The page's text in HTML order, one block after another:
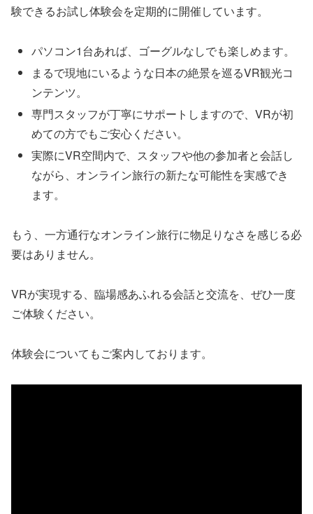
験できるお試し体験会を定期的に開催しています。
パソコン1台あれば、ゴーグルなしでも楽しめます。
まるで現地にいるような日本の絶景を巡るVR観光コ
ンテンツ。
専門スタッフが丁寧にサポートしますので、VRが初
めての方でもご安心ください。
実際にVR空間内で、スタッフや他の参加者と会話し
ながら、オンライン旅行の新たな可能性を実感でき
ます。
もう、一方通行なオンライン旅行に物足りなさを感じる必
要はありません。
VRが実現する、臨場感あふれる会話と交流を、ぜひ一度
ご体験ください。
体験会についてもご案内しております。